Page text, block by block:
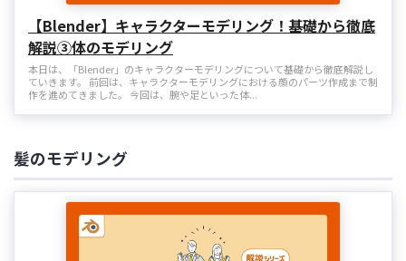
【Blender】キャラクターモデリング！基礎から徹底
解説③体のモデリング
本日は、「Blender」のキャラクターモデリングについて基礎から徹底解説し
ていきます。 前回は、キャラクターモデリングにおける顔のパーツ作成まで制
作を進めてきました。 今回は、腕や足といった体...
髪のモデリング